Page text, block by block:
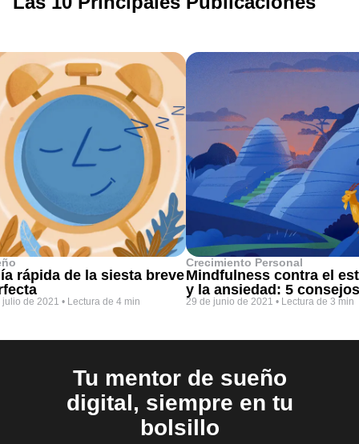
rápida de la siesta breve
julio de 2021 • Lectura de 4 min
Crecimiento Personal
Mindfulness contra el
y la ansiedad: 5 consejos
29 de junio de 2021 • Lectura de 3 min
Tu mentor de sueño
digital, siempre en tu
bolsillo